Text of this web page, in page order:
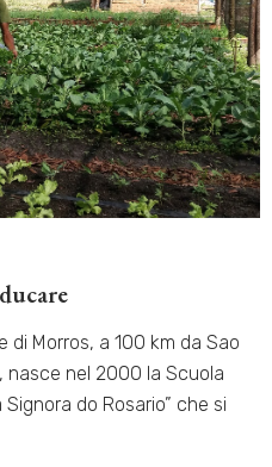
di Morros, a 100 km da Sao
nasce nel 2000 la Scuola
Signora do Rosario” che si